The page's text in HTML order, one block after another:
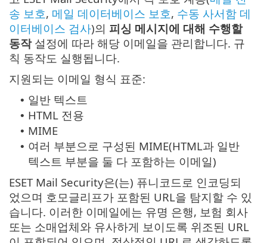
송 보호, 메일 데이터베이스 보호, 수동 사서함 데
이터베이스 검사)의 피싱 메시지에 대해 수행할
동작설정에 따라 해당 이메일을 관리합니다. 규
칙 동작도 실행됩니다.
지원되는 이메일 형식 표준:
• 일반 텍스트
• HTML 전용
• MIME
• 여러 부분으로 구성된 MIME(HTML과 일반
텍스트 부분을 둘 다 포함하는 이메일)
ESET Mail Security은(는) 퓨니코드로 인코딩되
었으며 호모글리프가 포함된 URL을 탐지할 수 있
습니다. 이러한 이메일에는 유명 은행, 보험 회사
또는 소매업체와 유사하게 보이도록 위조된 URL